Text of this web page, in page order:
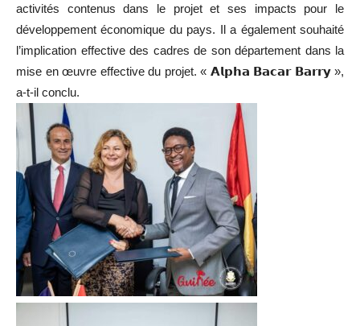
activités contenus dans le projet et ses impacts pour le
développement économique du pays. Il a également souhaité
l’implication effective des cadres de son département dans la
mise en œuvre effective du projet. « 𝗔𝗹𝗽𝗵𝗮 𝗕𝗮𝗰𝗮𝗿 𝗕𝗮𝗿𝗿𝘆 »,
a-t-il conclu.